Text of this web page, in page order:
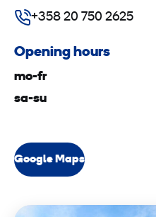
+358 20 750 2625
Opening hours
mo-fr
sa-su
Google Maps